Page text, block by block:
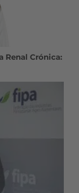
Renal Crónica: